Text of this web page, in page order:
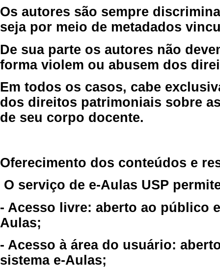
Os autores são sempre
seja por meio de metadados
De sua parte os autores não
forma violem ou abusem dos
Em todos os casos, cabe
dos direitos patrimoniais sobre
de seu corpo docente.
Oferecimento dos conteúdos e
O serviço de e-Aulas USP
- Acesso livre: aberto ao público
Aulas;
- Acesso à área do usuário:
sistema e-Aulas;